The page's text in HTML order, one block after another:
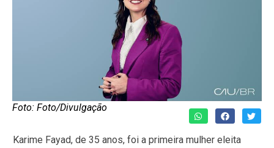
Foto: Foto/Divulgação
Karime Fayad, de 35 anos, foi a primeira mulher eleita